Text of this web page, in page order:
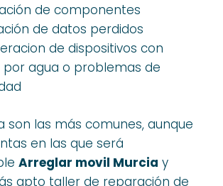
de componentes
de datos perdidos
de dispositivos con
por agua o problemas de
son las más comunes, aunque
en las que será
Arreglar movil Murcia y
apto taller de reparación de